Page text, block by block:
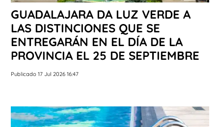
GUADALAJARA DA LUZ VERDE A
LAS DISTINCIONES QUE SE
ENTREGARÁN EN EL DÍA DE LA
PROVINCIA EL 25 DE SEPTIEMBRE
Publicado 17 Jul 2026 16:47